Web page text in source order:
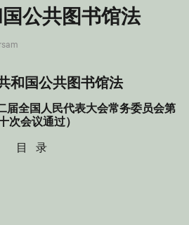
公共图书馆法
和国公共图书馆法
届全国人民代表大会常务委员会第
次会议通过）
目 录